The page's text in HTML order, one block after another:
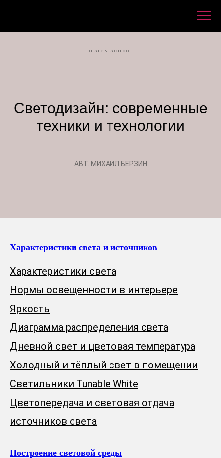
DESIGN SCHOOL
Светодизайн: современные
техники и технологии
АВТ. МИХАИЛ БЕРЗИН
Характеристики света и источников
Характеристики света
Нормы освещенности в интерьере
Яркость
Диаграмма распределения света
Дневной свет и цветовая температура
Холодный и тёплый свет в помещении
Светильники Tunable White
Цветопередача и световая отдача
источников света
Построение световой среды